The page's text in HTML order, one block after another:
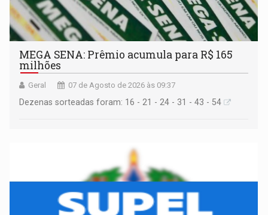
MEGA SENA: Prêmio acumula para R$ 165
milhões
Geral 07 de Agosto de 2026 às 09:37
Dezenas sorteadas foram: 16 - 21 - 24 - 31 - 43 - 54